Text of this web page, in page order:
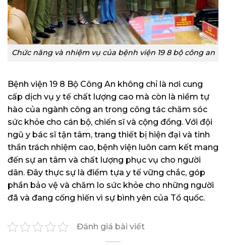
Chức năng và nhiệm vụ của bệnh viện 19 8 bộ công an
Bệnh viện 19 8 Bộ Công An không chỉ là nơi cung
cấp dịch vụ y tế chất lượng cao mà còn là niềm tự
hào của ngành công an trong công tác chăm sóc
sức khỏe cho cán bộ, chiến sĩ và cộng đồng. Với đội
ngũ y bác sĩ tận tâm, trang thiết bị hiện đại và tinh
thần trách nhiệm cao, bệnh viện luôn cam kết mang
đến sự an tâm và chất lượng phục vụ cho người
dân. Đây thực sự là điểm tựa y tế vững chắc, góp
phần bảo vệ và chăm lo sức khỏe cho những người
đã và đang cống hiến vì sự bình yên của Tổ quốc.
Đánh giá bài viết